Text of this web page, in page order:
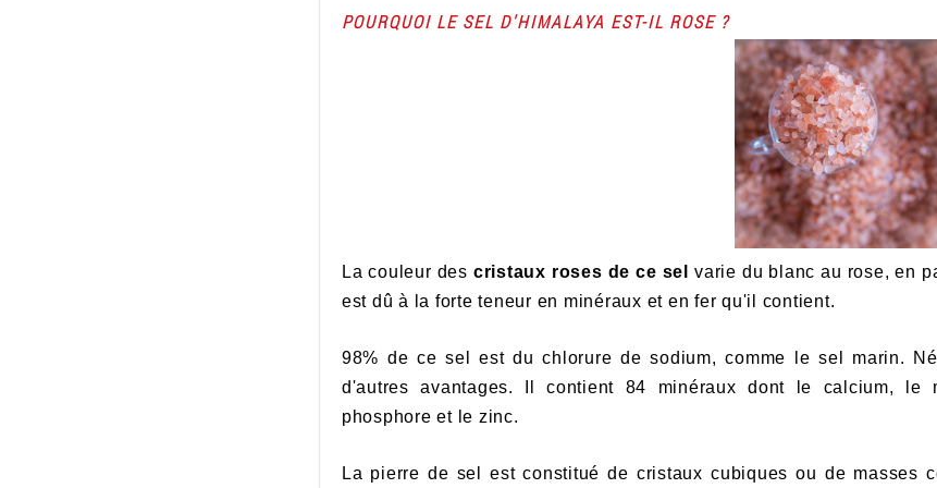
POURQUOI LE SEL D'HIMALAYA EST-IL ROSE ?
La couleur des cristaux roses de ce sel
varie du blanc au rose, en
est dû à la forte teneur en minéraux et en fer qu'il contient.
98% de ce sel est du chlorure de sodium, comme le sel marin.
d'autres avantages. Il contient 84 minéraux dont le calcium, le
phosphore et le zinc.
La pierre de sel
est constitué de cristaux cubiques ou de masses